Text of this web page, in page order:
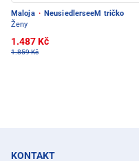
Maloja · NeusiedlerseeM tričko
Ženy
1.487 Kč
1.859 Kč
KONTAKT